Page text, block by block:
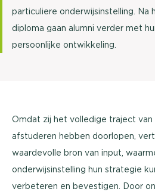
particuliere onderwijsinstelling. Na
diploma gaan alumni verder met
persoonlijke ontwikkeling.
Omdat zij het volledige traject van
afstuderen hebben doorlopen,
waardevolle bron van input,
onderwijsinstelling hun strategie
verbeteren en bevestigen. Door